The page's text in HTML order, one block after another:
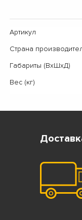
Артикул
Страна
Габариты (ВхШхД)
Вес (кг)